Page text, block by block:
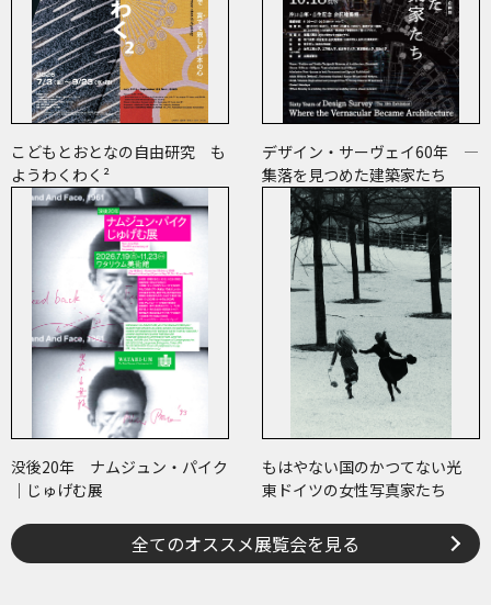
こどもとおとなの自由研究 も
ようわくわく²
デザイン・サーヴェイ60年 ―
集落を見つめた建築家たち
没後20年 ナムジュン・パイク
｜じゅげむ展
もはやない国のかつてない光
東ドイツの女性写真家たち
全てのオススメ展覧会を見る